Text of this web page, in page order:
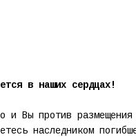
в наших сердцах!
и Вы против
наследником